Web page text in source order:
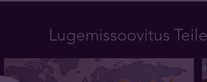
Lugemissoovitus Teile